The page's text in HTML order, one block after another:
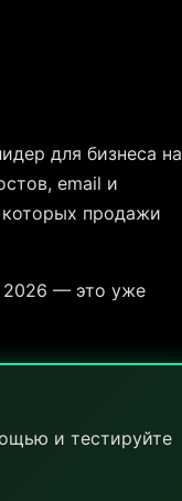
для бизнеса на
email и
которых продажи
2026 — это уже
и тестируйте